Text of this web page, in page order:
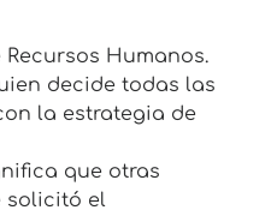
Humanos.
decide todas las
la estrategia de
que otras
solicitó el